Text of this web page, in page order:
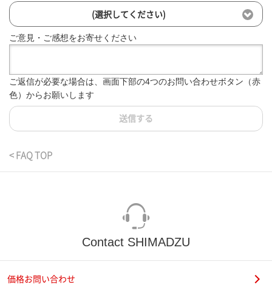
(選択してください)
ご意見・ご感想をお寄せください
ご返信が必要な場合は、画面下部の4つのお問い合わせボタン（赤
色）からお願いします
送信する
< FAQ TOP
Contact SHIMADZU
価格お問い合わせ